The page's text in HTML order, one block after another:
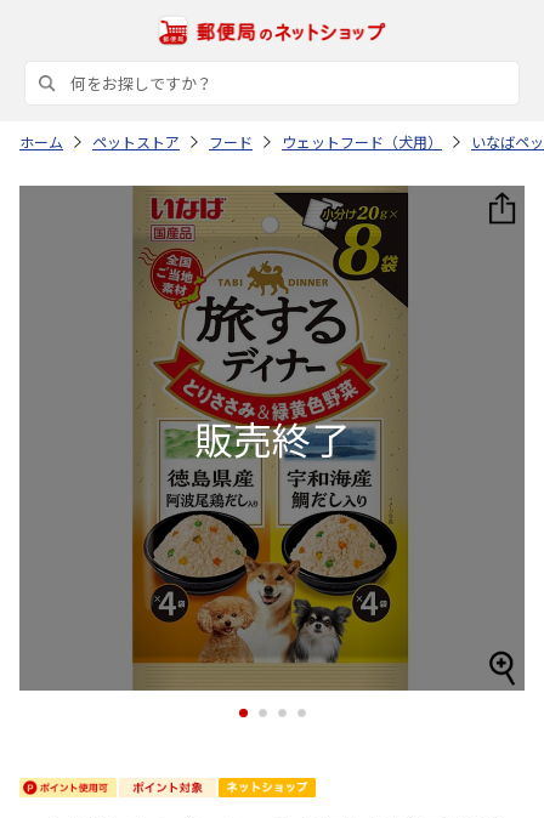
ホーム ペットストア フード ウェットフード（犬用） いなばペ
1 2 3 4